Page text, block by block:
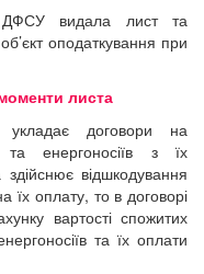
ДФСУ видала лист та
оподаткування при
листа
договори на
енергоносіїв з їх
відшкодування
оплату, то в договорі
вартості спожитих
та їх оплати